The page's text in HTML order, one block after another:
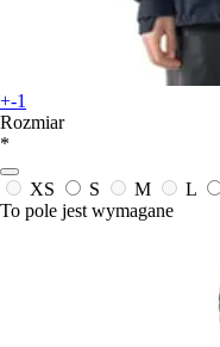
+-1
Rozmiar
*
XS S M L
To pole jest wymagane